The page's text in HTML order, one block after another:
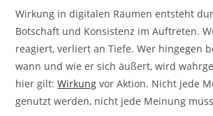
Wirkung in digitalen Räumen entsteht
Botschaft und Konsistenz im Auftreten.
reagiert, verliert an Tiefe. Wer hingegen
wann und wie er sich äußert, wird
hier gilt:Wirkung vor Aktion. Nicht jede
genutzt werden, nicht jede Meinung